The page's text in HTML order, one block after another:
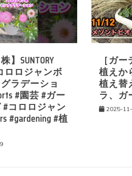
】SUNTORY
コロロジャンボ
グラデーショ
#園芸 #ガー
#コロロジャン
#gardening #植
［ガ
植えか
植え替
ラ、ガ
2025-